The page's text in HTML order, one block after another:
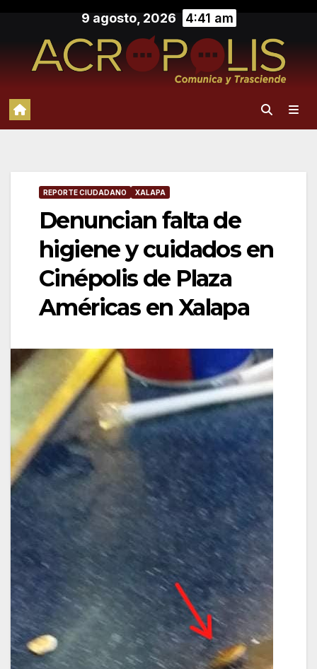
contenido
9 agosto, 2026 4:41 am
REPORTE CIUDADANO XALAPA
Denuncian falta de
higiene y cuidados en
Cinépolis de Plaza
Américas en Xalapa